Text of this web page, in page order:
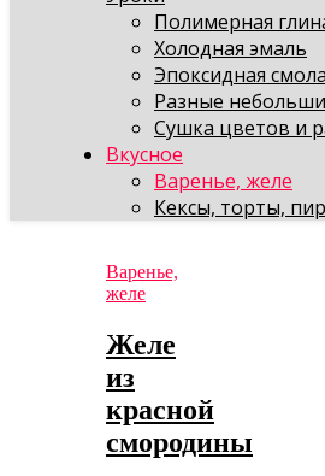
Полимерная
Холодная эмаль
Эпоксидная смола
Разные
Сушка цветов и
Вкусное
Варенье, желе
Кексы, торты,
Варенье,
желе
Желе
из
красной
смородины